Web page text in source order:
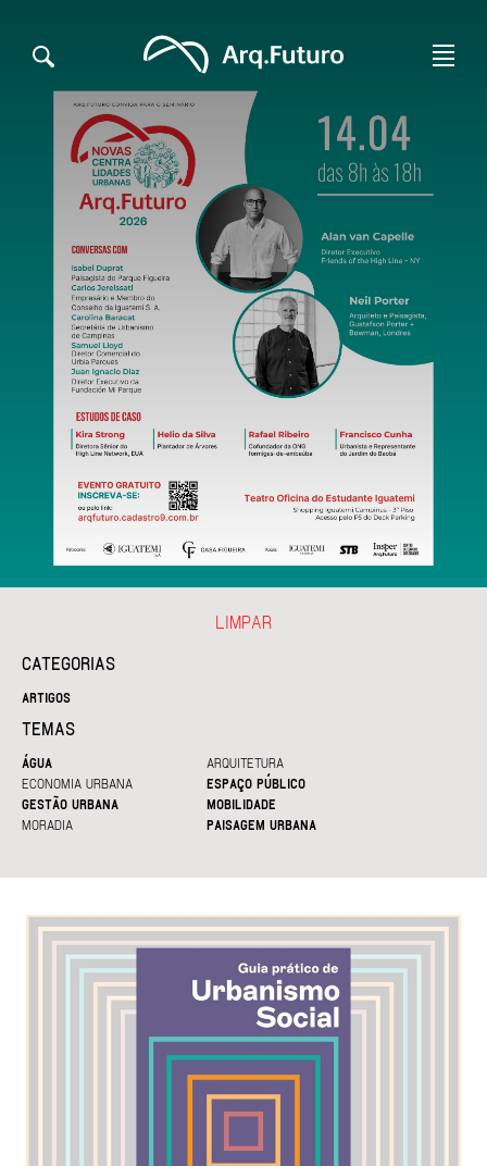
CATEGORIAS
ARTIGOS
TEMAS
ÁGUA
ARQUITETURA
ECONOMIA URBANA
ESPAÇO PÚBLICO
GESTÃO URBANA
MOBILIDADE
MORADIA
PAISAGEM URBANA
LIMPAR